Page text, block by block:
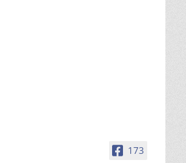
173